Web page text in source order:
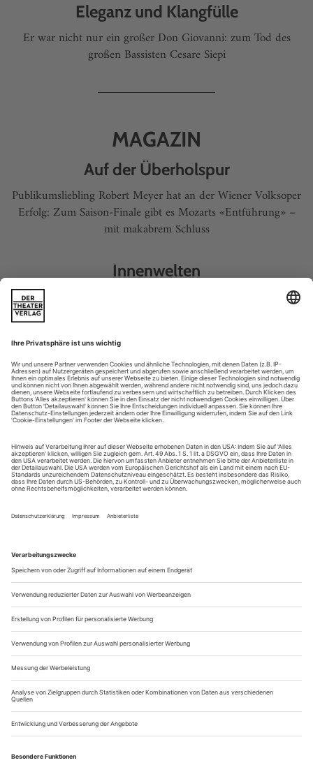
Eleganz und Klangfülle
Er war nicht nur ein großer Don Giovanni: zum Tod des
großen Bassisten Cesare Siepi
MAGAZIN
Auf der Überholspur
Publikumsliebling Robert Meyer hat an der Wiener Volksoper
Erfolg: Zum Saison-Finale gibt es Mozarts «Entführung» –
mit makabrem Schluss
Innenwelten
Psychodrama eines Genies: Robert Schumanns «Genoveva» in
APROPOS
... Alter
Mit der Amazonenkönigin kam der Durchbruch: Ihre
Penthesilea am Theater Basel katapultierte Tanja Ariane
Baumgartner in die erste Reihe der jungen deutschen
anderem mit der Amme in der Frankfurter «Frau ohne
«Lulu» wiederholen konnte. Die liebeskranke Gräfin aus
Bergs Oper singt Baumgartner jetzt auch in Salzburg. In der
Neuproduktion von Vera Nemirova ist sie in der
Felsenreitschule an der Seite von Patricia Petibon zu erleben
(Premiere am 1. August).
SERVICE
Neue Ausgabe der «opernwelt»